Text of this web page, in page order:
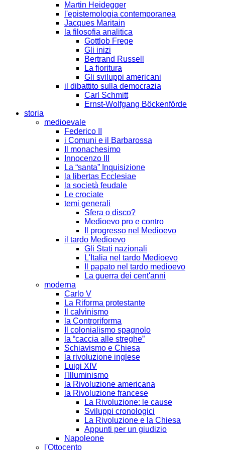
Martin Heidegger
l'epistemologia contemporanea
Jacques Maritain
la filosofia analitica
Gottlob Frege
Gli inizi
Bertrand Russell
La fioritura
Gli sviluppi americani
il dibattito sulla democrazia
Carl Schmitt
Ernst-Wolfgang Böckenförde
storia
medioevale
Federico II
i Comuni e il Barbarossa
Il monachesimo
Innocenzo III
La “santa” Inquisizione
la libertas Ecclesiae
la società feudale
Le crociate
temi generali
Sfera o disco?
Medioevo pro e contro
Il progresso nel Medioevo
il tardo Medioevo
Gli Stati nazionali
L'Italia nel tardo Medioevo
Il papato nel tardo medioevo
La guerra dei cent'anni
moderna
Carlo V
La Riforma protestante
Il calvinismo
la Controriforma
Il colonialismo spagnolo
la “caccia alle streghe”
Schiavismo e Chiesa
la rivoluzione inglese
Luigi XIV
l'Illuminismo
la Rivoluzione americana
la Rivoluzione francese
La Rivoluzione: le cause
Sviluppi cronologici
La Rivoluzione e la Chiesa
Appunti per un giudizio
Napoleone
l'Ottocento